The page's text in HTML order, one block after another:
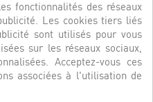
fonctionnalités des réseaux
Les cookies tiers liés
sont utilisés pour vous
sur les réseaux sociaux,
Acceptez-vous ces
associées à l'utilisation de